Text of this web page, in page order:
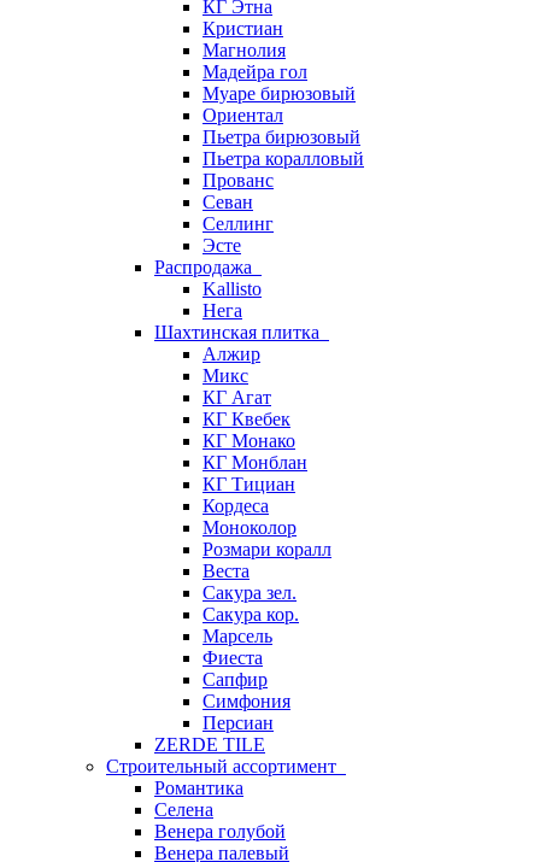
КГ Этна
Кристиан
Магнолия
Мадейра гол
Муаре бирюзовый
Ориентал
Пьетра бирюзовый
Пьетра коралловый
Прованс
Севан
Селлинг
Эсте
Распродажа
Kallisto
Нега
Шахтинская плитка
Алжир
Микс
КГ Агат
КГ Квебек
КГ Монако
КГ Монблан
КГ Тициан
Кордеса
Моноколор
Розмари коралл
Веста
Сакура зел.
Сакура кор.
Марсель
Фиеста
Сапфир
Симфония
Персиан
ZERDE TILE
Строительный ассортимент
Романтика
Селена
Венера голубой
Венера палевый